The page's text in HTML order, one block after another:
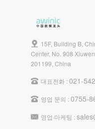
15F, Building B,
Center, No. 908
201199, China
대표전화 :021-
영업 문의 :0755-
영업·마케팅 :